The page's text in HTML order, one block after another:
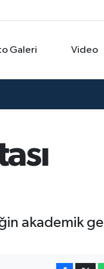
Galeri Video
akademik